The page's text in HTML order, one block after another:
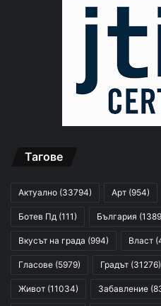
Тагове
Актуално (33794) Арт (954)
Ботев Пд (111) България
Вкусът на града (994) Власт
Гласове (5979) Градът (31276)
Живот (11034) Забавление